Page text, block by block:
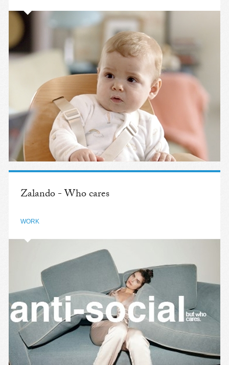
Zalando - Who cares
WORK